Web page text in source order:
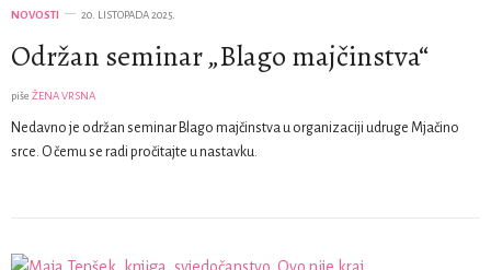
NOVOSTI 20. LISTOPADA 2025.
Održan seminar „Blago majčinstva“
piše ŽENA VRSNA
Nedavno je održan seminar Blago majčinstva u organizaciji udruge Mjačino
srce. O čemu se radi pročitajte u nastavku.